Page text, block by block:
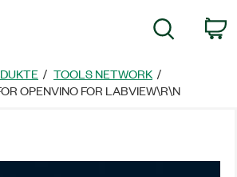
Suche
TOOLS NETWORK
OPENVINO FOR LABVIEW\R\N